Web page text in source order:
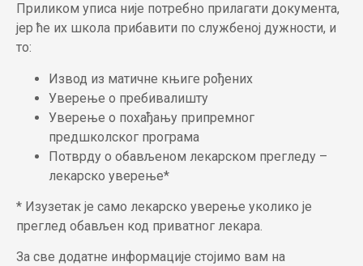
Приликом уписа није потребно прилагати документа,
јер ће их школа прибавити по службеној дужности, и
то:
Извод из матичне књиге рођених
Уверење о пребивалишту
Уверење о похађању припремног
предшколског програма
Потврду о обављеном лекарском прегледу –
лекарско уверење*
* Изузетак је само лекарско уверење уколико је
преглед обављен код приватног лекара.
За све додатне информације стојимо вам на